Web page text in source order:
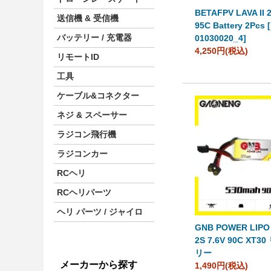
BETAFPV LAVA II
95C Battery 2Pcs
01030020_4]
4,250円(税込)
GNB POWER
2S 7.6V 90C XT30
リー
1,490円(税込)
送信機 & 受信機
バッテリー / 充電器
リモートID
工具
ケーブル&コネクター
ネジ & スペーサー
ラジコン飛行機
ラジコンカー
RCヘリ
RCヘリパーツ
ヘリ パーツ / ジャイロ
メーカーから探す